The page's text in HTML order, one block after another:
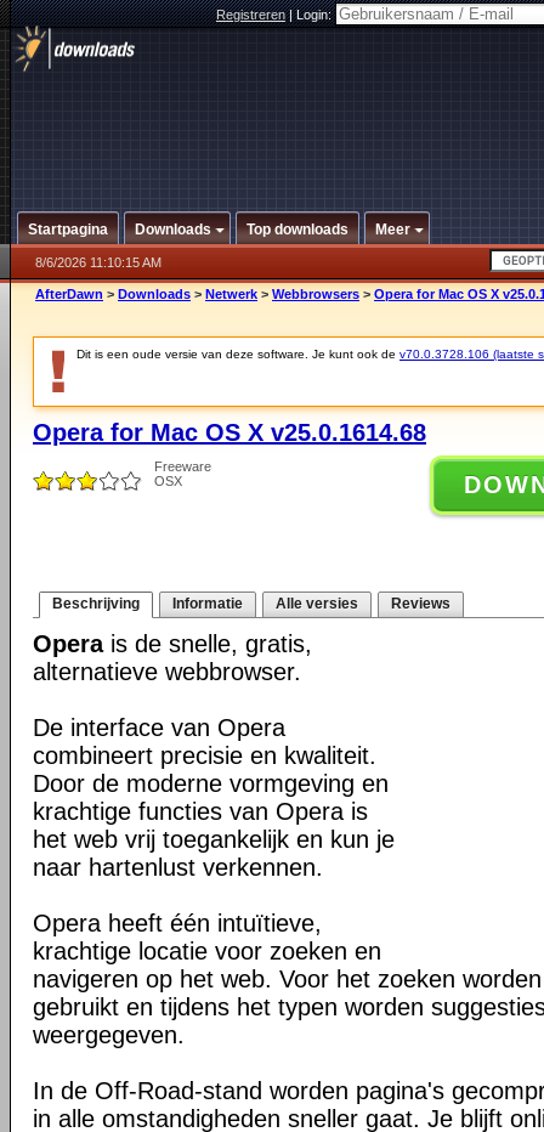
Registreren|Login:
Startpagina Downloads Top downloads Meer
8/6/2026 11:10:15 AM
AfterDawn > Downloads > Netwerk > Webbrowsers > Opera for Mac OS X
Dit is een oude versie van deze software. Je kunt ook de v70.0.3728.106 (laatste
Opera for Mac OS X v25.0.1614.68
Freeware
OSX
Beschrijving Informatie Alle versies Reviews
Operais de snelle, gratis,
alternatieve webbrowser.
De interface van Opera
combineert precisie en kwaliteit.
Door de moderne vormgeving en
krachtige functies van Opera is
het web vrij toegankelijk en kun je
naar hartenlust verkennen.
Opera heeft één intuïtieve,
krachtige locatie voor zoeken en
navigeren op het web. Voor het zoeken
gebruikt en tijdens het typen worden
weergegeven.
In de Off-Road-stand worden pagina's
in alle omstandigheden sneller gaat. Je blijft